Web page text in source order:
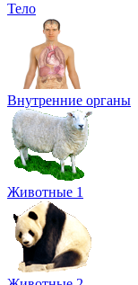
Тело
Внутренние органы
Животные 1